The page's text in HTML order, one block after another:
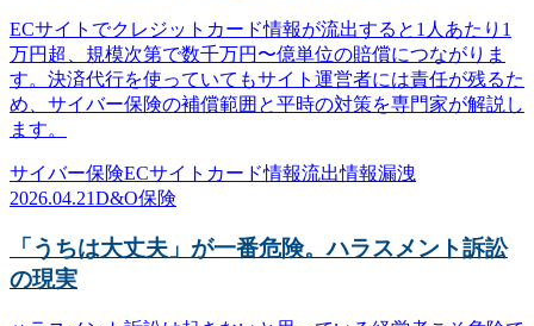
ECサイトでクレジットカード情報が流出すると1人あたり1
万円超、規模次第で数千万円〜億単位の賠償につながりま
す。決済代行を使っていてもサイト運営者には責任が残るた
め、サイバー保険の補償範囲と平時の対策を専門家が解説し
ます。
サイバー保険ECサイト カード情報流出情報漏洩
2026.04.21D&O保険
「うちは大丈夫」が一番危険。ハラスメント訴訟
の現実